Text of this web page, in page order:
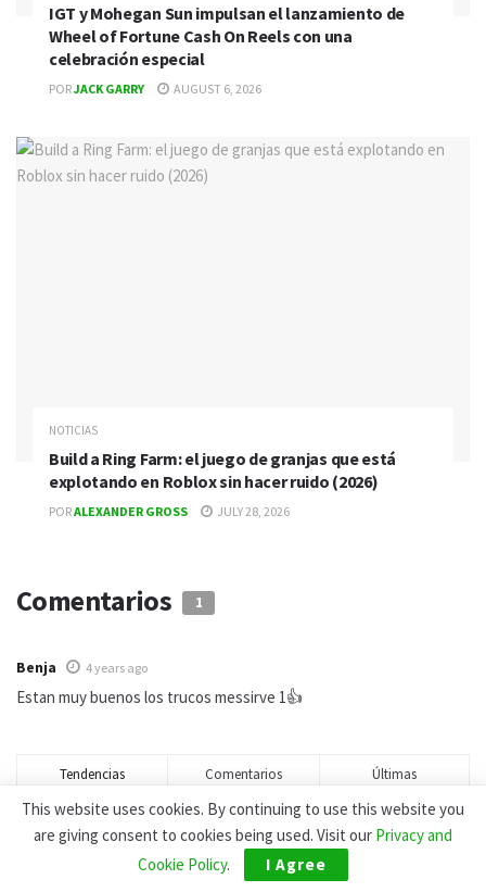
IGT y Mohegan Sun impulsan el lanzamiento de
Wheel of Fortune Cash On Reels con una
celebración especial
PORJACK GARRY AUGUST 6, 2026
NOTICIAS
Build a Ring Farm: el juego de granjas que está
explotando en Roblox sin hacer ruido (2026)
PORALEXANDER GROSS JULY 28, 2026
Comentarios 1
Benja 4 years ago
Estan muy buenos los trucos messirve 1👍
Tendencias Comentarios Últimas
Contraseñas de Summertime Saga: Pink Channel,
Jenny y Todos los Códigos (2026)
DECEMBER 2, 2022 - UPDATED ON JULY 17, 2026
This website uses cookies. By continuing to use this website you
are giving consent to cookies being used. Visit our Privacy and
Cookie Policy. I Agree